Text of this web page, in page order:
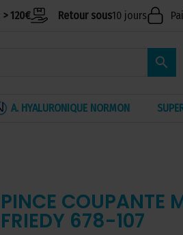
> 120€ Retour sous10 jours
search
A. HYALURONIQUE NORMON
PINCE COUPANTE
FRIEDY 678-107